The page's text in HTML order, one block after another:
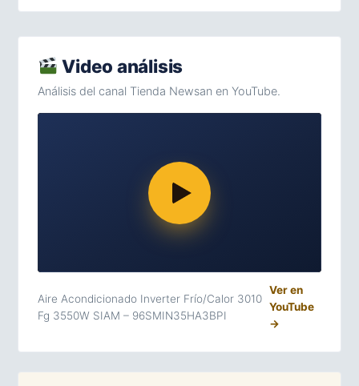
Video análisis
Análisis del canal Tienda Newsan en YouTube.
Aire Acondicionado Inverter Frío/Calor 3010
Fg 3550W SIAM – 96SMIN35HA3BPI
Ver en
YouTube
→